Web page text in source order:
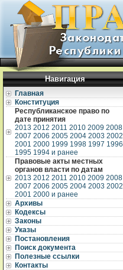
Навигация
Главная
Конституция
Республиканское право по
дате принятия
2013 2012 2011 2010 2009 2008
2007 2006 2005 2004 2003 2002
2001 2000 1999 1998 1997 1996
1995 1994 и ранее
Правовые акты местных
органов власти по датам
2013 2012 2011 2010 2009 2008
2007 2006 2005 2004 2003 2002
2001 2000 и ранее
Архивы
Кодексы
Законы
Указы
Постановления
Поиск документа
Полезные ссылки
Контакты